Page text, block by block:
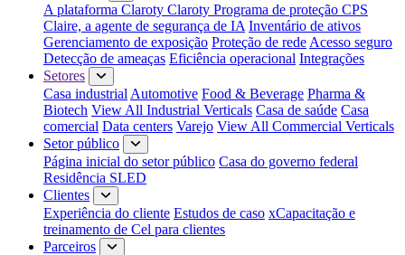
A plataforma Claroty Claroty Programa de proteção CPS
Claire, a agente de segurança de IA Inventário de ativos
Gerenciamento de exposição Proteção de rede Acesso seguro
Detecção de ameaças Eficiência operacional Integrações
Setores
Casa industrial Automotive Food & Beverage Pharma &
Biotech View All Industrial Verticals Casa de saúde Casa
comercial Data centers Varejo View All Commercial Verticals
Setor público
Página inicial do setor público Casa do governo federal
Residência SLED
Clientes
Experiência do cliente Estudos de caso xCapacitação e
treinamento de Cel para clientes
Parceiros